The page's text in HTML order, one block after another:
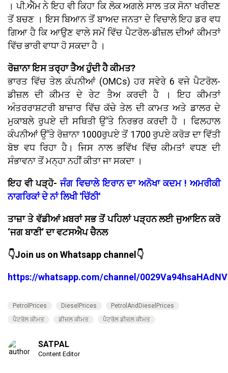
। ਪੀ.ਐੱਮ ਨੇ ਇਹ ਵੀ ਕਿਹਾ ਕਿ ਲੋਕ ਅਗਲੇ ਸਾਲ ਤਕ ਸੋਨਾ ਖਰੀਦਣ
ਤੋਂ ਬਚਣ । ਇਸ ਬਿਆਨ ਤੋਂ ਬਾਅਦ ਜਨਤਾ ਦੇ ਵਿਚਾਲੇ ਇਹ ਡਰ ਵਧ
ਗਿਆ ਹੈ ਕਿ ਆਉਣ ਵਾਲੇ ਸਮੇਂ ਵਿੱਚ ਪੈਟਰੋਲ-ਡੀਜ਼ਲ ਦੀਆਂ ਕੀਮਤਾਂ
ਵਿੱਚ ਭਾਰੀ ਵਾਧਾ ਹੋ ਸਕਦਾ ਹੈ ।
ਰੋਜ਼ਾਨਾ ਇਸ ਤਰ੍ਹਾ ਤੈਅ ਹੁੰਦੀ ਹੈ ਕੀਮਤ?
ਭਾਰਤ ਵਿੱਚ ਤੇਲ ਕੰਪਨੀਆਂ (OMCs) ਹਰ ਸਵੇਰੇ 6 ਵਜੇ ਪੈਟਰੋਲ-
ਡੀਜ਼ਲ ਦੀ ਕੀਮਤ ਦੇ ਰੇਟ ਤੈਅ ਕਰਦੀ ਹੈ । ਇਹ ਕੀਮਤਾਂ
ਅੰਤਰਰਾਸ਼ਟਰੀ ਬਾਜ਼ਾਰ ਵਿੱਚ ਕੱਚੇ ਤੇਲ ਦੀ ਕਾਮਤ ਅਤੇ ਡਾਲਰ ਦੇ
ਮੁਕਾਬਲੇ ਰੁਪਏ ਦੀ ਸਥਿਤੀ ਉੱਤੇ ਨਿਰਭਰ ਕਰਦੀ ਹੈ । ਫਿਲਹਾਲ
ਕੰਪਨੀਆਂ ਉੱਤੇ ਰੋਜ਼ਾਨਾ 1000ਰੁਪਏ ਤੋਂ 1700 ਰੁਪਏ ਕਰੋੜ ਦਾ ਵਿੱਤੀ
ਬੋਝ ਵਧ ਰਿਹਾ ਹੈ। ਜਿਸ ਨਾਲ ਭਵਿੱਖ ਵਿੱਚ ਕੀਮਤਾਂ ਵਧਣ ਦੀ
ਸੰਭਾਵਨਾ ਤੋਂ ਮਨ੍ਹਾ ਨਹੀਂ ਕੀਤਾ ਜਾ ਸਕਦਾ ।
ਇਹ ਵੀ ਪੜ੍ਹੋ-ਜੰਗ ਵਿਚਾਲੇ ਇਰਾਨ ਦਾ ਅਨੋਖਾ ਕਦਮ ! ਅਮਰੀਕੀ
ਨਾਗਰਿਕਾਂ ਦੇ ਨਾਂ ਲਿਖੀ 'ਚਿੱਠੀ'
ਤਾਜ਼ਾ ਤੇ ਵੱਡੀਆਂ ਖ਼ਬਰਾਂ ਸਭ ਤੋਂ ਪਹਿਲਾਂ ਪੜ੍ਹਨ ਲਈ ਜੁਆਇਨ ਕਰੋ
‘ਜਗ ਬਾਣੀ’ ਦਾ ਵਟਸਐਪ ਚੈਨਲ
👇Join us on Whatsapp channel👇
https://whatsapp.com/channel/
PetrolPrices DieselPrices
PetrolAndDieselPrices
ਪੈਟਰੋਲ ਕੀਮਤ
ਡੀਜ਼ਲ ਕੀਮਤ ਪੈਟਰੋਲ ਡੀਜ਼ਲ ਕੀਮਤ
SATPAL
Content Editor